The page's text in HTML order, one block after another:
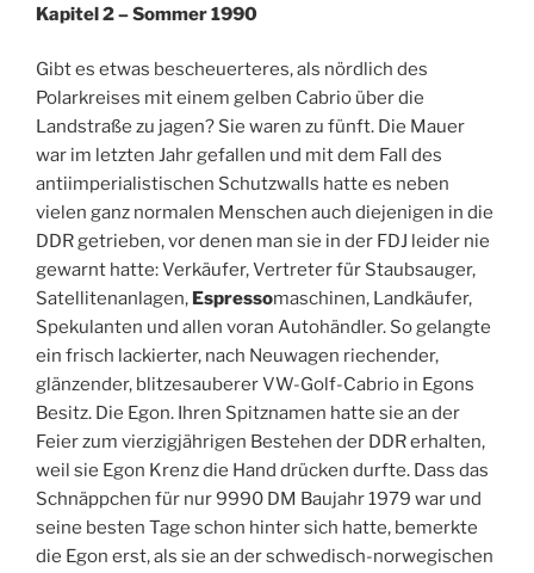
Kapitel 2 – Sommer 1990
Gibt es etwas bescheuerteres, als nördlich des
Polarkreises mit einem gelben Cabrio über die
Landstraße zu jagen? Sie waren zu fünft. Die Mauer
war im letzten Jahr gefallen und mit dem Fall des
antiimperialistischen Schutzwalls hatte es neben
vielen ganz normalen Menschen auch diejenigen in die
DDR getrieben, vor denen man sie in der FDJ leider nie
gewarnt hatte: Verkäufer, Vertreter für Staubsauger,
Satellitenanlagen, Espressomaschinen, Landkäufer,
Spekulanten und allen voran Autohändler. So gelangte
ein frisch lackierter, nach Neuwagen riechender,
glänzender, blitzesauberer VW-Golf-Cabrio in Egons
Besitz. Die Egon. Ihren Spitznamen hatte sie an der
Feier zum vierzigjährigen Bestehen der DDR erhalten,
weil sie Egon Krenz die Hand drücken durfte. Dass das
Schnäppchen für nur 9990 DM Baujahr 1979 war und
seine besten Tage schon hinter sich hatte, bemerkte
die Egon erst, als sie an der schwedisch-norwegischen